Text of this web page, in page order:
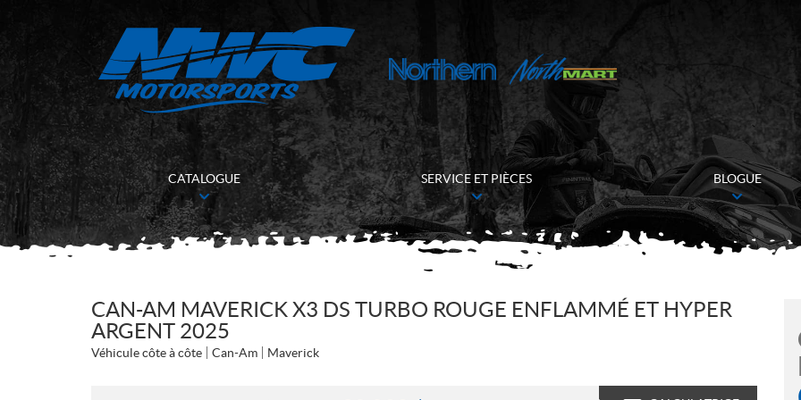
CATALOGUE SERVICE ET PIÈCES BLOGUE
CAN-AM MAVERICK X3 DS TURBO ROUGE ENFLAMMÉ ET HYPER
ARGENT 2025
Véhicule côte à côte Can-Am Maverick